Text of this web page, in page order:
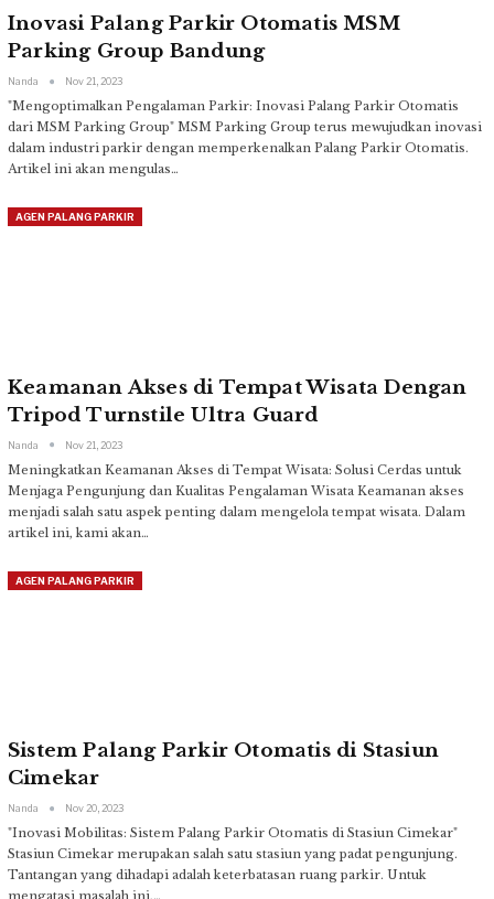
Inovasi Palang Parkir Otomatis MSM
Parking Group Bandung
Nanda Nov 21, 2023
"Mengoptimalkan Pengalaman Parkir: Inovasi Palang Parkir Otomatis
dari MSM Parking Group" MSM Parking Group terus mewujudkan inovasi
dalam industri parkir dengan memperkenalkan Palang Parkir Otomatis.
Artikel ini akan mengulas…
AGEN PALANG PARKIR
Keamanan Akses di Tempat Wisata Dengan
Tripod Turnstile Ultra Guard
Nanda Nov 21, 2023
Meningkatkan Keamanan Akses di Tempat Wisata: Solusi Cerdas untuk
Menjaga Pengunjung dan Kualitas Pengalaman Wisata Keamanan akses
menjadi salah satu aspek penting dalam mengelola tempat wisata. Dalam
artikel ini, kami akan…
AGEN PALANG PARKIR
Sistem Palang Parkir Otomatis di Stasiun
Cimekar
Nanda Nov 20, 2023
"Inovasi Mobilitas: Sistem Palang Parkir Otomatis di Stasiun Cimekar"
Stasiun Cimekar merupakan salah satu stasiun yang padat pengunjung.
Tantangan yang dihadapi adalah keterbatasan ruang parkir. Untuk
mengatasi masalah ini,…